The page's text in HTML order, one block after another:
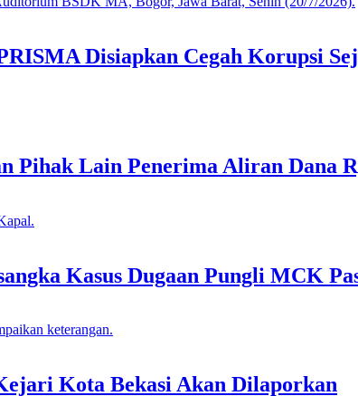
Disiapkan Cegah Korupsi
Pihak Lain Penerima Aliran Dana
Kasus Dugaan Pungli MCK
Kota Bekasi Akan Dilaporkan